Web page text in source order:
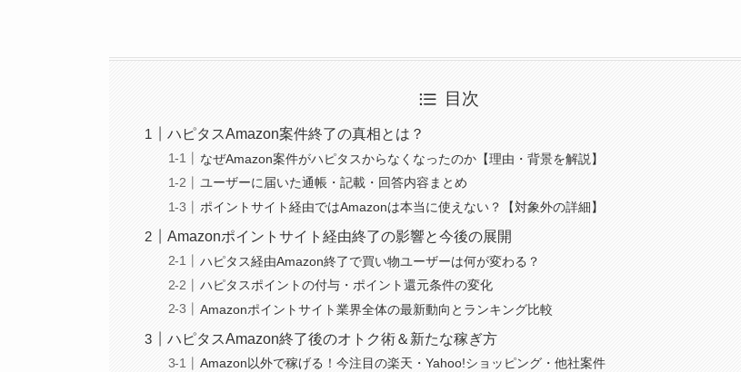
目次
ハピタスAmazon案件終了の真相とは？
なぜAmazon案件がハピタスからなくなったのか【理由・背景を解説】
ユーザーに届いた通帳・記載・回答内容まとめ
ポイントサイト経由ではAmazonは本当に使えない？【対象外の詳細】
Amazonポイントサイト経由終了の影響と今後の展開
ハピタス経由Amazon終了で買い物ユーザーは何が変わる？
ハピタスポイントの付与・ポイント還元条件の変化
Amazonポイントサイト業界全体の最新動向とランキング比較
ハピタスAmazon終了後のオトク術＆新たな稼ぎ方
Amazon以外で稼げる！今注目の楽天・Yahoo!ショッピング・他社案件